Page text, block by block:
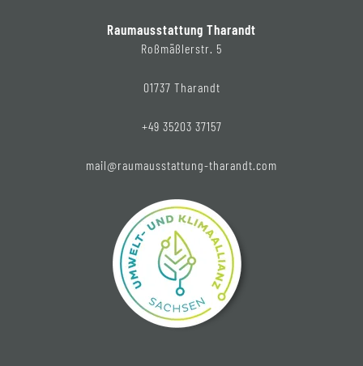
Raumausstattung Tharandt
Roßmäßlerstr. 5
01737 Tharandt
+49 35203 37157
mail@raumausstattung-tharandt.com